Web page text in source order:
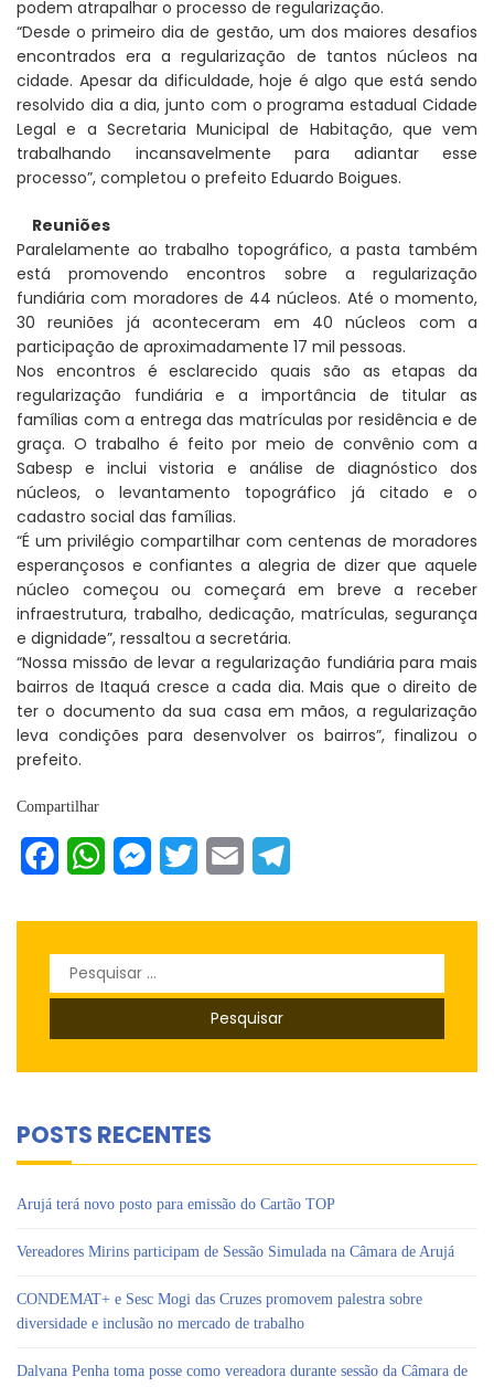
podem atrapalhar o processo de regularização.
“Desde o primeiro dia de gestão, um dos maiores desafios
encontrados era a regularização de tantos núcleos na
cidade. Apesar da dificuldade, hoje é algo que está sendo
resolvido dia a dia, junto com o programa estadual Cidade
Legal e a Secretaria Municipal de Habitação, que vem
trabalhando incansavelmente para adiantar esse
processo”, completou o prefeito Eduardo Boigues.
Reuniões
Paralelamente ao trabalho topográfico, a pasta também
está promovendo encontros sobre a regularização
fundiária com moradores de 44 núcleos. Até o momento,
30 reuniões já aconteceram em 40 núcleos com a
participação de aproximadamente 17 mil pessoas.
Nos encontros é esclarecido quais são as etapas da
regularização fundiária e a importância de titular as
famílias com a entrega das matrículas por residência e de
graça. O trabalho é feito por meio de convênio com a
Sabesp e inclui vistoria e análise de diagnóstico dos
núcleos, o levantamento topográfico já citado e o
cadastro social das famílias.
“É um privilégio compartilhar com centenas de moradores
esperançosos e confiantes a alegria de dizer que aquele
núcleo começou ou começará em breve a receber
infraestrutura, trabalho, dedicação, matrículas, segurança
e dignidade”, ressaltou a secretária.
“Nossa missão de levar a regularização fundiária para mais
bairros de Itaquá cresce a cada dia. Mais que o direito de
ter o documento da sua casa em mãos, a regularização
leva condições para desenvolver os bairros”, finalizou o
prefeito.
Compartilhar
FacebookWhatsAppMessenger
Twitter Email
Pesquisar
por:
POSTS RECENTES
Arujá terá novo posto para emissão do Cartão TOP
Vereadores Mirins participam de Sessão Simulada na Câmara de Arujá
CONDEMAT+ e Sesc Mogi das Cruzes promovem palestra sobre
diversidade e inclusão no mercado de trabalho
Dalvana Penha toma posse como vereadora durante sessão da Câmara de